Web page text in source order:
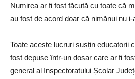
Numirea ar fi fost făcută cu toate că
au fost de acord doar că nimănui nu i-
Toate aceste lucruri susțin educatorii
fost depuse într-un dosar care ar fi
general al Inspectoratului Școlar